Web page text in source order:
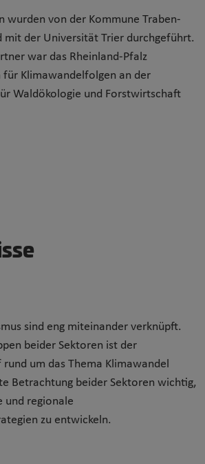
wurden von der Kommune Traben-
mit der Universität Trier durchgeführt.
war das Rheinland-Pfalz
für Klimawandelfolgen an der
Waldökologie und Forstwirtschaft
sind eng miteinander verknüpft.
beider Sektoren ist der
um das Thema Klimawandel
Betrachtung beider Sektoren wichtig,
und regionale
zu entwickeln.